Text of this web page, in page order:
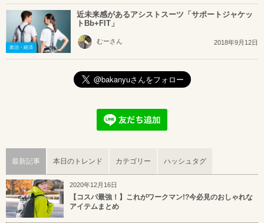
政治・経済
近未来感があるアシストスーツ「サポートジャケッ
トBb+FIT」
むーさん 2018年9月12日
最新記事 本日のトレンド カテゴリー ハッシュタグ
2020年12月16日
【コスパ最強！】これがワークマン!?今必見のおしゃれな
アイテムまとめ